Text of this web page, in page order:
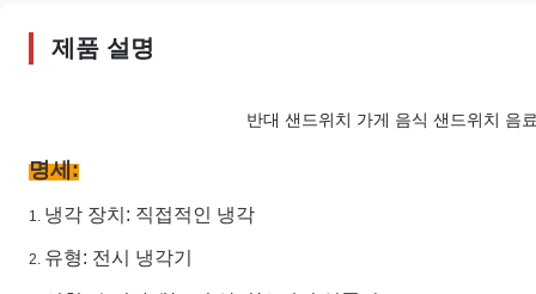
제품 설명
반대 샌드위치 가게 음식 샌드위치 음
명세:
1. 냉각 장치: 직접적인 냉각
2. 유형: 전시 냉각기